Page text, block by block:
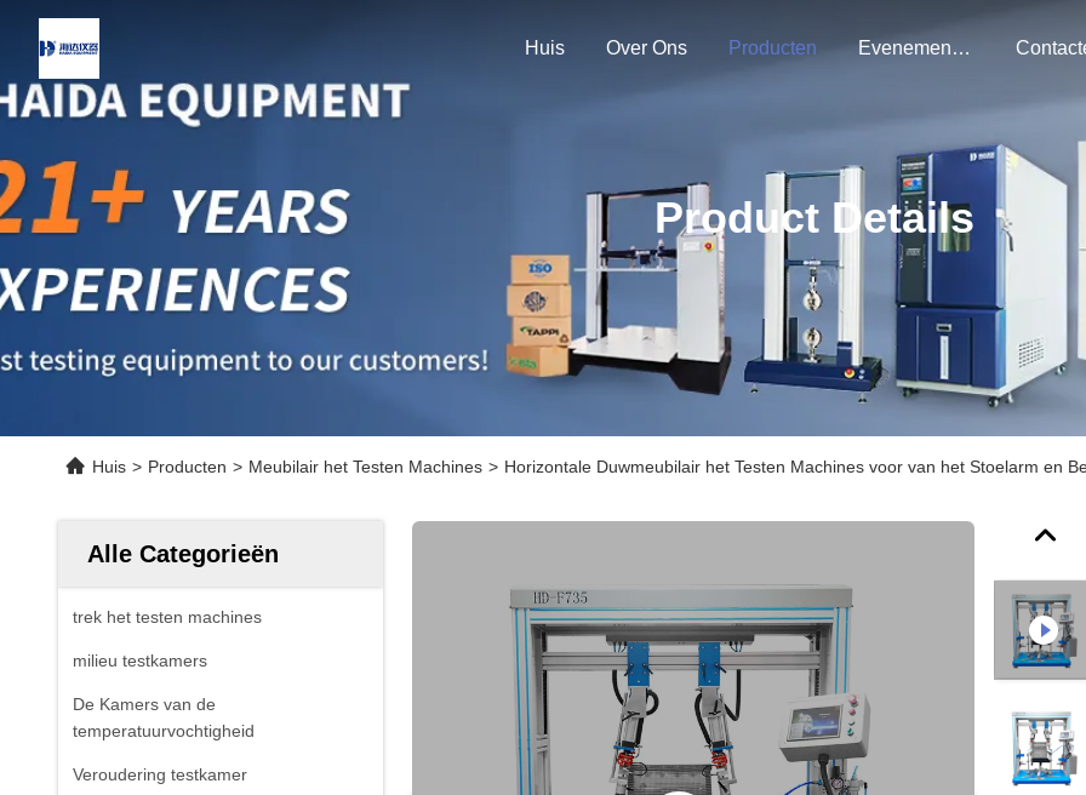
Huis Over Ons Producten Evenementen
Product Details
Huis > Producten > Meubilair het Testen Machines > Horizontale Duwmeubilair het Testen Machines voor van het Stoelarm en
Alle Categorieën
trek het testen machines
milieu testkamers
De Kamers van de
temperatuurvochtigheid
Veroudering testkamer